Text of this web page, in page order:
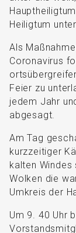
Heiligtum
Als
Coronavirus
Feier zu
jedem Jahr
abgesagt.
Am Tag
kurzzeitiger
kalten Windes
Wolken die
Umkreis der
Um 9. 40 Uhr